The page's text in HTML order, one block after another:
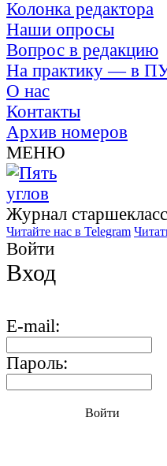
Колонка редактора
Наши опросы
Вопрос в редакцию
На практику — в
О нас
Контакты
Архив номеров
МЕНЮ
Журнал
Читайте нас в Telegram
Войти
Вход
E-mail:
Пароль:
Войти